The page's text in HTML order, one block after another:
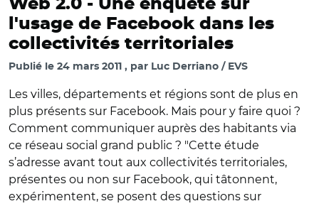
Web 2.0 - Une enquête sur
l'usage de Facebook dans les
collectivités territoriales
Publié le 24 mars 2011 par Luc Derriano / EVS
Les villes, départements et régions sont de plus en
plus présents sur Facebook. Mais pour y faire quoi ?
Comment communiquer auprès des habitants via
ce réseau social grand public ? "Cette étude
s’adresse avant tout aux collectivités territoriales,
présentes ou non sur Facebook, qui tâtonnent,
expérimentent, se posent des questions sur